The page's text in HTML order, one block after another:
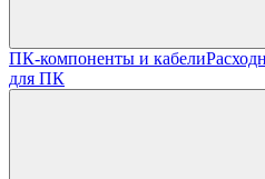
ПК-компоненты и кабели
для ПК